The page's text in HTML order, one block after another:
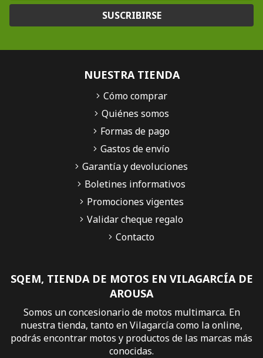
SUSCRIBIRSE
SQEM, TIENDA DE MOTOS EN VILAGARCÍA DE
AROUSA
Somos un concesionario de motos multimarca. En
nuestra tienda, tanto en Vilagarcía como la online,
podrás encontrar motos y productos de las marcas más
conocidas.
NUESTRA TIENDA
Cómo comprar
Quiénes somos
Formas de pago
Gastos de envío
Garantía y devoluciones
Boletines informativos
Promociones vigentes
Validar cheque regalo
Contacto